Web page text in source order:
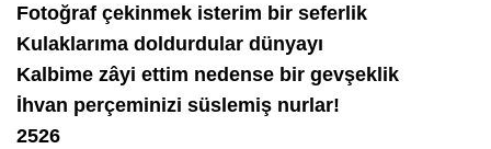
Fotoğraf çekinmek isterim bir seferlik
Kulaklarıma doldurdular dünyayı
Kalbime zâyi ettim nedense bir gevşeklik
İhvan perçeminizi süslemiş nurlar!
2526